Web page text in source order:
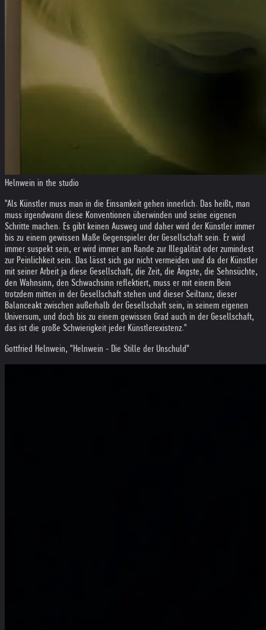
Helnwein in the studio
"Als Künstler muss man in die Einsamkeit gehen innerlich. Das heißt, man
muss irgendwann diese Konventionen überwinden und seine eigenen
Schritte machen. Es gibt keinen Ausweg und daher wird der Künstler immer
bis zu einem gewissen Maße Gegenspieler der Gesellschaft sein. Er wird
immer suspekt sein, er wird immer am Rande zur Illegalität oder zumindest
zur Peinlichkeit sein. Das lässt sich gar nicht vermeiden und da der Künstler
mit seiner Arbeit ja diese Gesellschaft, die Zeit, die Ängste, die Sehnsüchte,
den Wahnsinn, den Schwachsinn reflektiert, muss er mit einem Bein
trotzdem mitten in der Gesellschaft stehen und dieser Seiltanz, dieser
Balanceakt zwischen außerhalb der Gesellschaft sein, in seinem eigenen
Universum, und doch bis zu einem gewissen Grad auch in der Gesellschaft,
das ist die große Schwierigkeit jeder Künstlerexistenz."
Gottfried Helnwein, "Helnwein - Die Stille der Unschuld"